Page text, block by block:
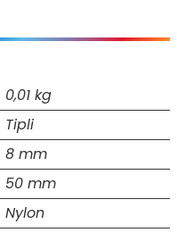
0,01 kg
Tipli
8 mm
50 mm
Nylon